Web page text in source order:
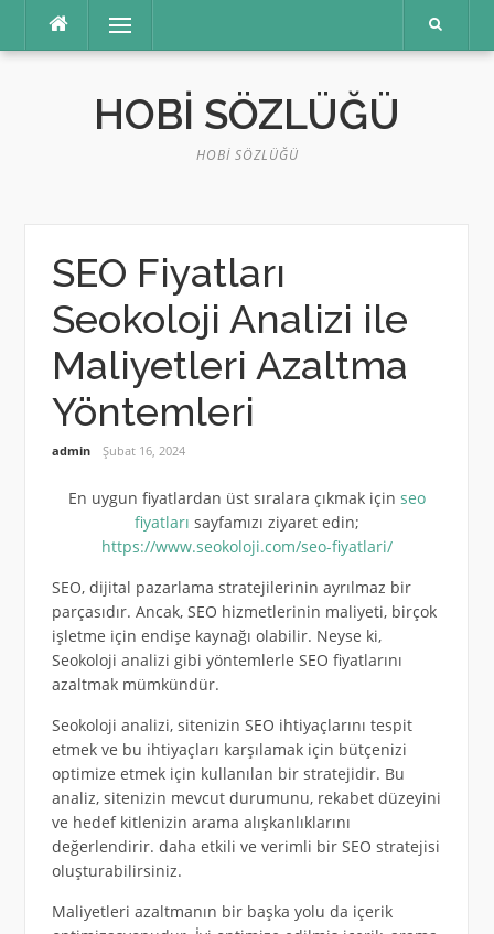
Menü
HOBI SÖZLÜĞÜ
HOBI SÖZLÜĞÜ
SEO Fiyatları
Seokoloji Analizi ile
Maliyetleri Azaltma
Yöntemleri
admin Şubat 16, 2024
En uygun fiyatlardan üst sıralara çıkmak için seo
fiyatları sayfamızı ziyaret edin;
https://www.seokoloji.com/seo-fiyatlari/
SEO, dijital pazarlama stratejilerinin ayrılmaz bir
parçasıdır. Ancak, SEO hizmetlerinin maliyeti, birçok
işletme için endişe kaynağı olabilir. Neyse ki,
Seokoloji analizi gibi yöntemlerle SEO fiyatlarını
azaltmak mümkündür.
Seokoloji analizi, sitenizin SEO ihtiyaçlarını tespit
etmek ve bu ihtiyaçları karşılamak için bütçenizi
optimize etmek için kullanılan bir stratejidir. Bu
analiz, sitenizin mevcut durumunu, rekabet düzeyini
ve hedef kitlenizin arama alışkanlıklarını
değerlendirir. daha etkili ve verimli bir SEO stratejisi
oluşturabilirsiniz.
Maliyetleri azaltmanın bir başka yolu da içerik